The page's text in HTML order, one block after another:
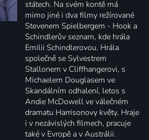
státech. Na svém kontě má
mimo jiné i dva filmy režírované
Stevenem Spielbergem - Hook a
Schindlerův seznam, kde hrála
Emilii Schindlerovou. Hrála
společně se Sylvestrem
Stallonem v Cliffhangerovi, s
Michaelem Douglasem ve
Skandálním odhalení, letos s
Andie McDowell ve válečném
dramatu Harrisonovy květy. Hraje
i v nezávislých filmech, pracuje
také v Evropě a v Austrálii.